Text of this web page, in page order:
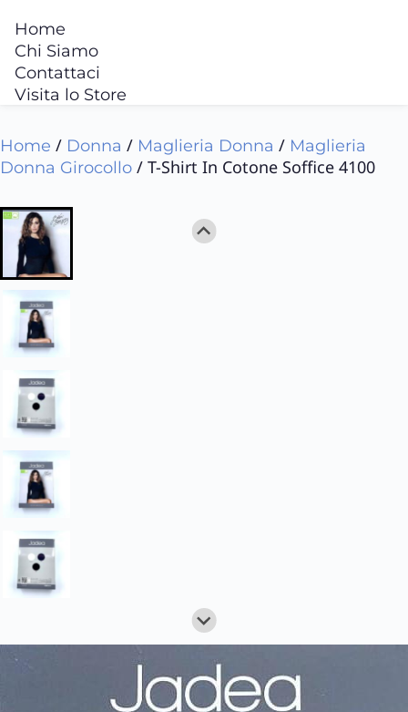
Home
Chi Siamo
Contattaci
Visita lo Store
Home / Donna / Maglieria Donna / Maglieria
Donna Girocollo / T-Shirt In Cotone Soffice 4100